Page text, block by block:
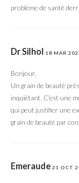
problème de santé
Dr Silhol 18 MAR
Bonjour,
Un grain de beauté
inquiétant. C’est une
qui peut justifier une
grain de beauté par
Emeraude 21 OCT